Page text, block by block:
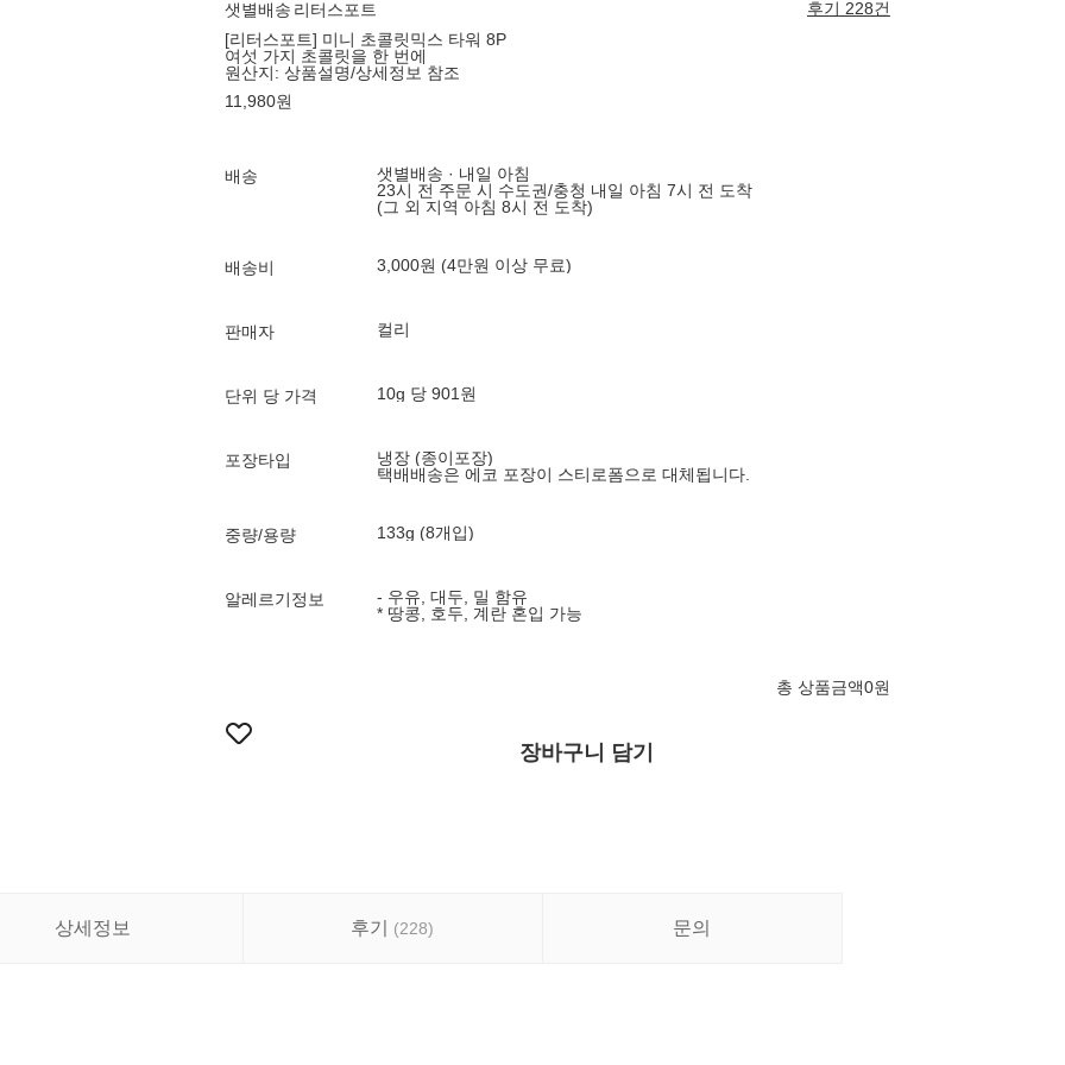
샛별배송 리터스포트
후기 228건
[리터스포트] 미니 초콜릿믹스 타워 8P
여섯 가지 초콜릿을 한 번에
원산지: 상품설명/상세정보 참조
11,980원
배송
샛별배송 · 내일 아침
23시 전 주문 시 수도권/충청 내일 아침 7시 전 도착
(그 외 지역 아침 8시 전 도착)
배송비 3,000원 (4만원 이상 무료)
판매자 컬리
단위 당 가격 10g 당 901원
포장타입
냉장 (종이포장)
택배배송은 에코 포장이 스티로폼으로 대체됩니다.
중량/용량 133g (8개입)
알레르기정보
- 우유, 대두, 밀 함유
* 땅콩, 호두, 계란 혼입 가능
총 상품금액0원
장바구니 담기
상세정보 후기 (228) 문의